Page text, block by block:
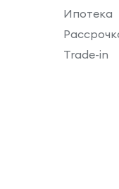
Ипотека
Trade-in